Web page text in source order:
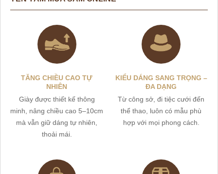
TĂNG CHIỀU CAO TỰ
NHIÊN
Giày được thiết kế thông
minh, nâng chiều cao 5–10cm
mà vẫn giữ dáng tự nhiên,
thoải mái.
KIỂU DÁNG SANG TRỌNG –
ĐA DẠNG
Từ công sở, đi tiệc cưới đến
thể thao, luôn có mẫu phù
hợp với mọi phong cách.